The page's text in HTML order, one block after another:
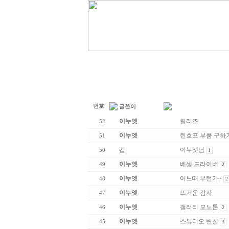
번호 글쓴이
52 이누엣 릴리즈
51 이누엣 린호프 부품 구하
50 컵 이누엣님 1
49 이누엣 베셀 드라이버 2
48 이누엣 어느때 부턴가~ 2
47 이누엣 뜨거운 감자
46 이누엣 갤러리 모노톤 2
45 이누엣 스튜디오 변신 3